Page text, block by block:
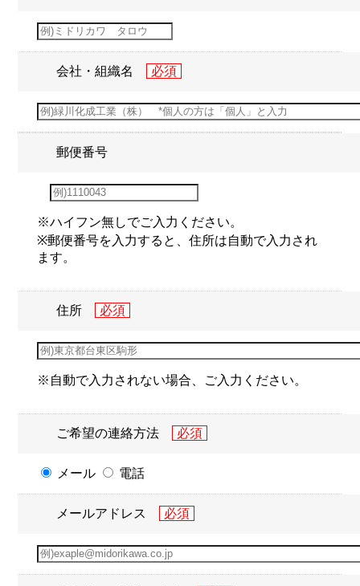
会社・組織名
郵便番号
※ハイフン無しでご入力ください。
※郵便番号を入力すると、住所は自動で入力され
ます。
住所
※自動で入力されない場合、ご入力ください。
ご希望の連絡方法
メール 電話
メールアドレス